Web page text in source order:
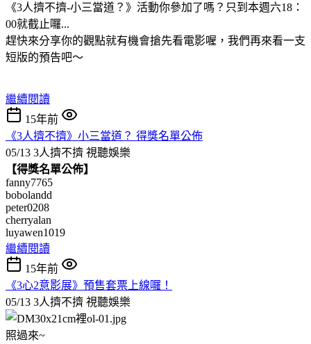
《3人擠不擠-小三當道？》活動你參加了嗎？只到本週六18：
00就截止囉...
趕快來分享你的觀點就有機會搶先看電影喔，我們再來看一支
短版的預告吧～
繼續閱讀
15年前
《3人擠不擠》小三當道？ 得獎名單公佈
05/13 3人擠不擠 視聽娛樂
【得獎名單公佈】
fanny7765
bobolandd
peter0208
cherryalan
luyawen1019
繼續閱讀
15年前
《3心2意影展》預售套票上線囉！
05/13 3人擠不擠 視聽娛樂
照過來~